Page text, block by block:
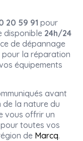
20 59 91 pour
disponible 24h/24
de dépannage
la réparation
équipements
avant
de la nature du
vous offrir un
pour toutes vos
de Marcq.